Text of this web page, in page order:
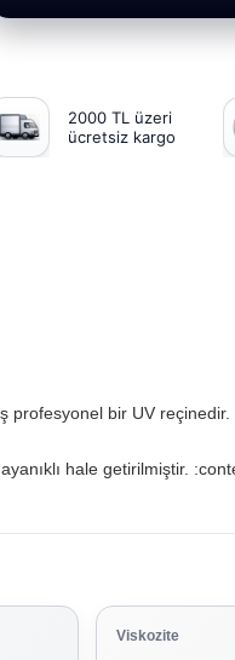
2000 TL üzeri
ücretsiz kargo
bir UV reçinedir.
hale getirilmiştir.
Viskozite